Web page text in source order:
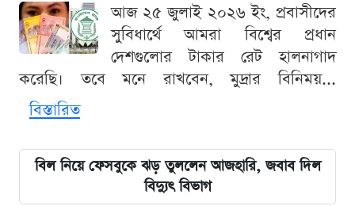
আজ ২৫ জুলাই ২০২৬ ইং, প্রবাসীদের
সুবিধার্থে আমরা বিশ্বের প্রধান
দেশগুলোর টাকার রেট হালনাগাদ
করেছি। তবে মনে রাখবেন, মুদ্রার বিনিময়...
বিস্তারিত
বিল নিয়ে ফেসবুকে ঝড় তুললেন আজহারি, জবাব দিল
বিদ্যুৎ বিভাগ